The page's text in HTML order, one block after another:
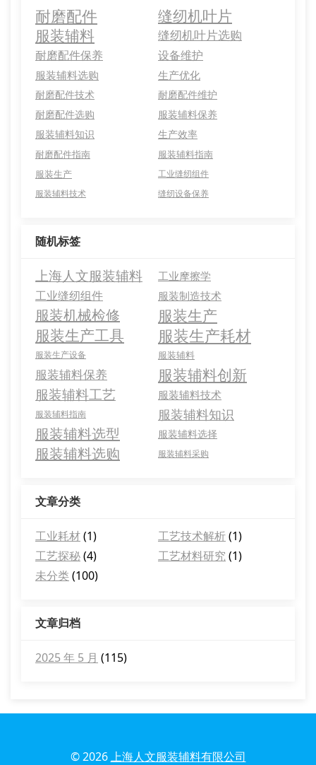
耐磨配件
缝纫机叶片
服装辅料
缝纫机叶片选购
耐磨配件保养 设备维护
服装辅料选购 生产优化
耐磨配件技术
耐磨配件维护
耐磨配件选购
服装辅料保养
服装辅料知识
生产效率
耐磨配件指南
服装辅料指南
服装生产
工业缝纫组件
服装辅料技术
缝纫设备保养
随机标签
上海人文服装辅料 工业摩擦学
工业缝纫组件 服装制造技术
服装机械检修
服装生产
服装生产工具
服装生产耗材
服装生产设备 服装辅料
服装辅料保养 服装辅料创新
服装辅料工艺 服装辅料技术
服装辅料指南 服装辅料知识
服装辅料选型 服装辅料选择
服装辅料选购 服装辅料采购
文章分类
工业耗材(1) 工艺技术解析(1)
工艺探秘(4) 工艺材料研究 (1)
未分类(100)
文章归档
2025 年 5 月 (115)
© 2026上海人文服装辅料有限公司